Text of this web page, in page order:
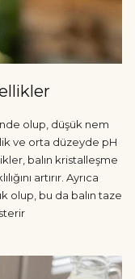
olup, düşük nem
ve orta düzeyde pH
balın kristalleşme
artırır. Ayrıca
olup, bu da balın taze